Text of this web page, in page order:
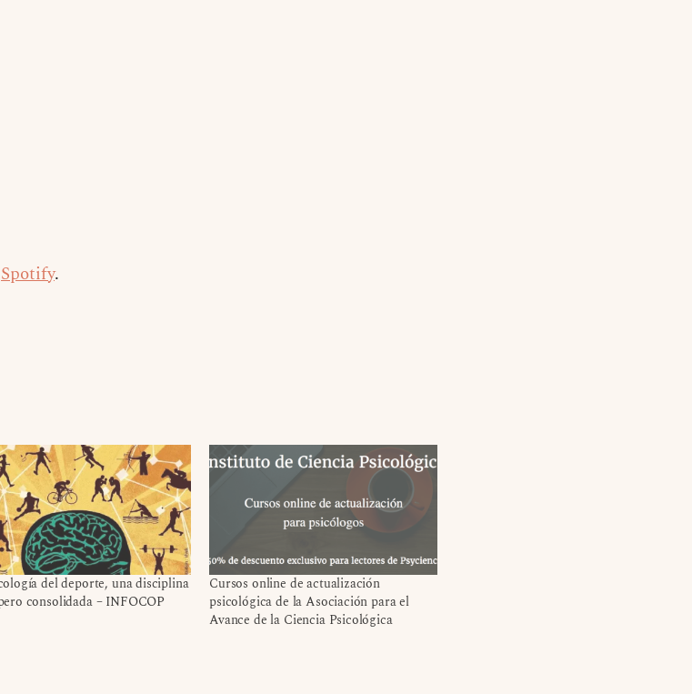
Spotify.
del deporte, una disciplina
consolidada – INFOCOP
Cursos online de actualización
psicológica de la Asociación para el
Avance de la Ciencia Psicológica